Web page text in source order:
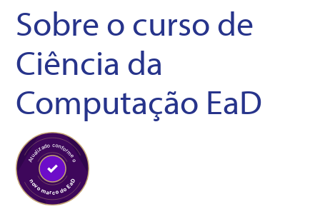
Sobre o curso de
Ciência da
Computação EaD